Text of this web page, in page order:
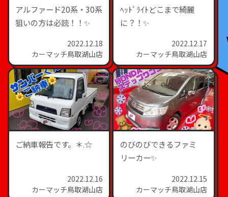
アルファード20系・30系
狙いの方は必読！！✨
2022.12.18
カーマッチ鳥取湖山店
ﾍｯﾄﾞﾗｲﾄどこまで綺麗
に？！✨
2022.12.17
カーマッチ鳥取湖山店
ご納車報告です。＊.☆
2022.12.16
カーマッチ鳥取湖山店
のびのびできるファミ
リーカー✨
2022.12.15
カーマッチ鳥取湖山店